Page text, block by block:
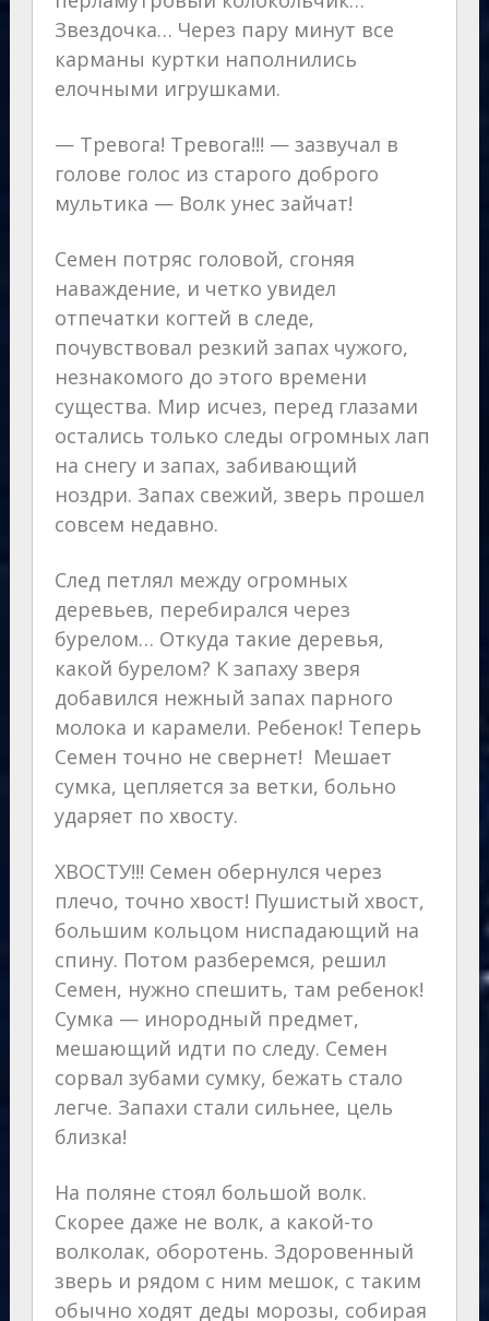
Звездочка… Через пару минут все
карманы куртки наполнились
елочными игрушками.
— Тревога! Тревога!!! — зазвучал в
голове голос из старого доброго
мультика — Волк унес зайчат!
Семен потряс головой, сгоняя
наваждение, и четко увидел
отпечатки когтей в следе,
почувствовал резкий запах чужого,
незнакомого до этого времени
существа. Мир исчез, перед глазами
остались только следы огромных лап
на снегу и запах, забивающий
ноздри. Запах свежий, зверь прошел
совсем недавно.
След петлял между огромных
деревьев, перебирался через
бурелом… Откуда такие деревья,
какой бурелом? К запаху зверя
добавился нежный запах парного
молока и карамели. Ребенок! Теперь
Семен точно не свернет! Мешает
сумка, цепляется за ветки, больно
ударяет по хвосту.
ХВОСТУ!!! Семен обернулся через
плечо, точно хвост! Пушистый хвост,
большим кольцом ниспадающий на
спину. Потом разберемся, решил
Семен, нужно спешить, там ребенок!
Сумка — инородный предмет,
мешающий идти по следу. Семен
сорвал зубами сумку, бежать стало
легче. Запахи стали сильнее, цель
близка!
На поляне стоял большой волк.
Скорее даже не волк, а какой-то
волколак, оборотень. Здоровенный
зверь и рядом с ним мешок, с таким
обычно ходят деды морозы, собирая